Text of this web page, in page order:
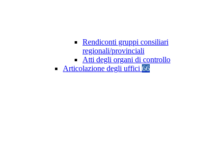
Rendiconti gruppi consiliari
regionali/provinciali
Atti degli organi di controllo
Articolazione degli uffici 66